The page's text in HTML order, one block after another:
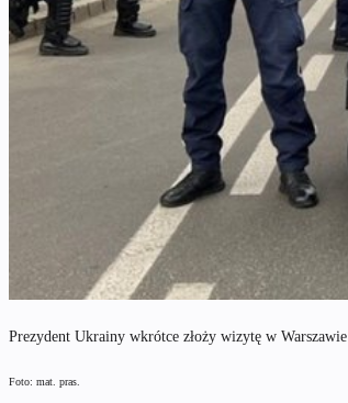
Prezydent Ukrainy wkrótce złoży wizytę w Warszawie
Foto: mat. pras.